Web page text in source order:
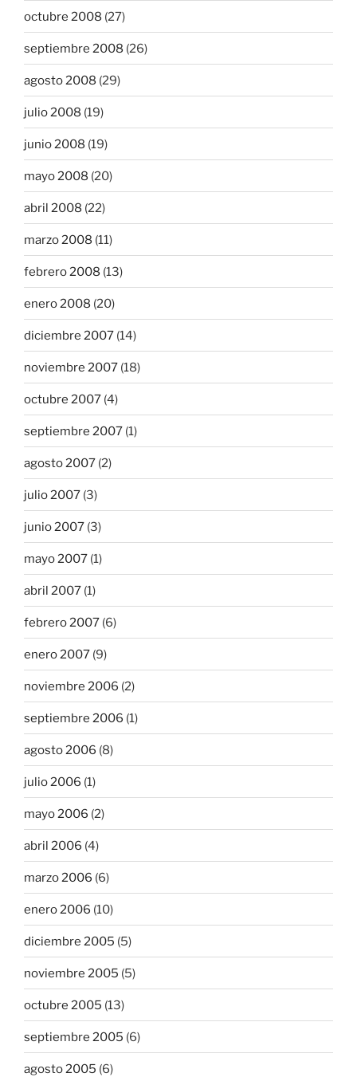
octubre 2008 (27)
septiembre 2008 (26)
agosto 2008 (29)
julio 2008 (19)
junio 2008 (19)
mayo 2008 (20)
abril 2008 (22)
marzo 2008 (11)
febrero 2008 (13)
enero 2008 (20)
diciembre 2007 (14)
noviembre 2007 (18)
octubre 2007 (4)
septiembre 2007 (1)
agosto 2007 (2)
julio 2007 (3)
junio 2007 (3)
mayo 2007 (1)
abril 2007 (1)
febrero 2007 (6)
enero 2007 (9)
noviembre 2006 (2)
septiembre 2006 (1)
agosto 2006 (8)
julio 2006 (1)
mayo 2006 (2)
abril 2006 (4)
marzo 2006 (6)
enero 2006 (10)
diciembre 2005 (5)
noviembre 2005 (5)
octubre 2005 (13)
septiembre 2005 (6)
agosto 2005 (6)